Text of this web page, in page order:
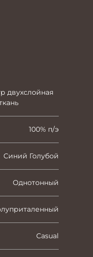
двухслойная
100% п/э
Синий Голубой
Однотонный
Casual